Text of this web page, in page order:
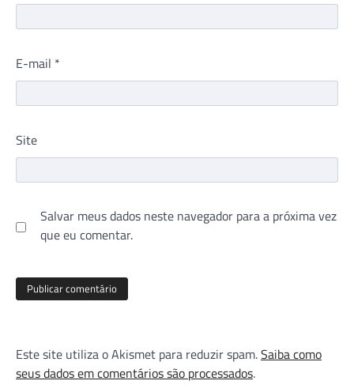
E-mail *
Site
Salvar meus dados neste navegador para a próxima vez
que eu comentar.
Este site utiliza o Akismet para reduzir spam.Saiba como
seus dados em comentários são processados.